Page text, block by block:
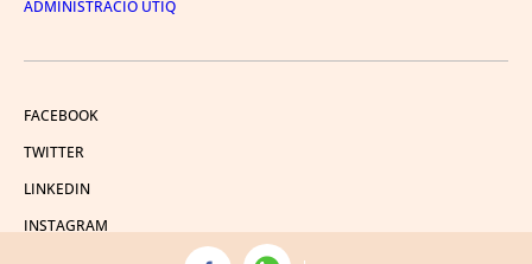
ADMINISTRACIÓ UTIQ
FACEBOOK
TWITTER
LINKEDIN
INSTAGRAM